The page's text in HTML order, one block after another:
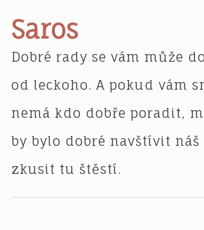
content
Saros
Dobré rady se vám může
od leckoho. A pokud vám
nemá kdo dobře poradit,
by bylo dobré navštívit náš
zkusit tu štěstí.